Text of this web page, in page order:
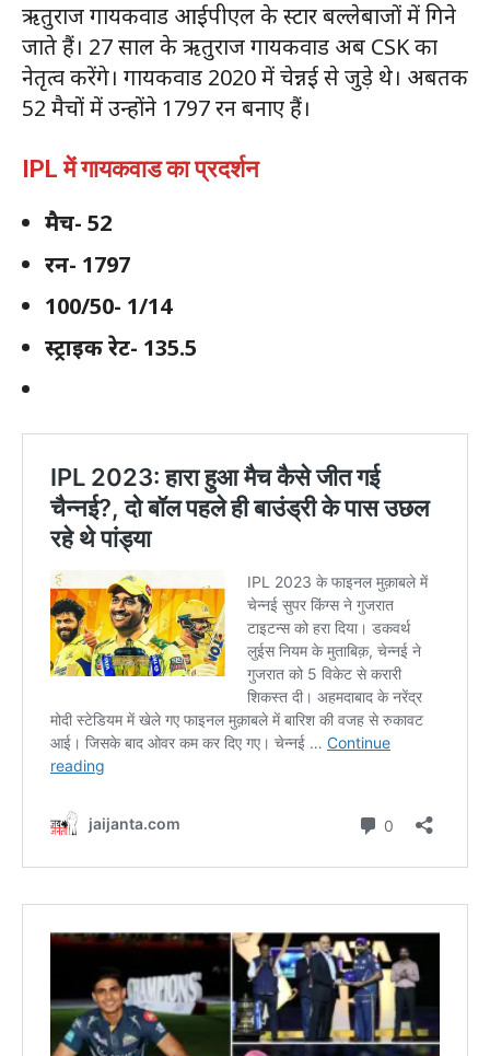
ऋतुराज गायकवाड आईपीएल के स्टार बल्लेबाजों में गिने
जाते हैं। 27 साल के ऋतुराज गायकवाड अब CSK का
नेतृत्व करेंगे। गायकवाड 2020 में चेन्नई से जुड़े थे। अबतक
52 मैचों में उन्होंने 1797 रन बनाए हैं।
IPL में गायकवाड का प्रदर्शन
मैच- 52
रन- 1797
100/50- 1/14
स्ट्राइक रेट- 135.5